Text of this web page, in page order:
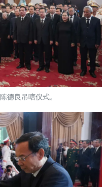
德良吊唁仪式。